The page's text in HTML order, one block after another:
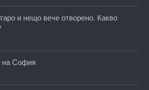
и нещо вече отворено. Какво
на София